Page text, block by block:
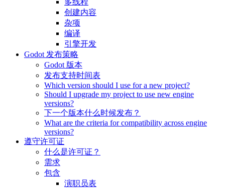
多线程
创建内容
杂项
编译
引擎开发
Godot 发布策略
Godot 版本
发布支持时间表
Which version should I use for a new project?
Should I upgrade my project to use new engine
versions?
下一个版本什么时候发布？
What are the criteria for compatibility across engine
versions?
遵守许可证
什么是许可证？
需求
包含
演职员表